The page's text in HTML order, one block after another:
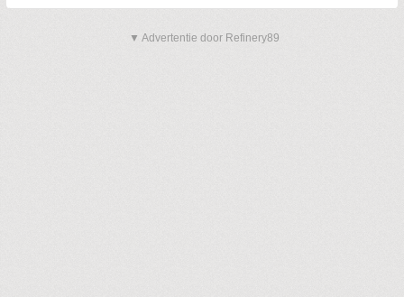
▼ Advertentie door Refinery89